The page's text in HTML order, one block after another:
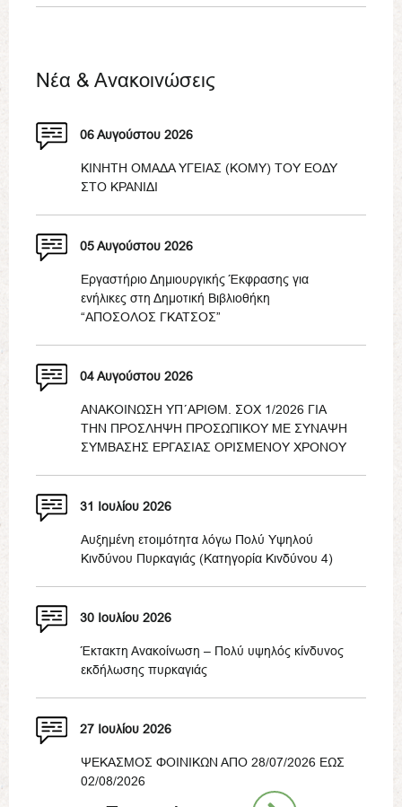
Νέα & Ανακοινώσεις
06 Αυγούστου 2026
ΚΙΝΗΤΗ ΟΜΑΔΑ ΥΓΕΙΑΣ (ΚΟΜΥ) ΤΟΥ ΕΟΔΥ
ΣΤΟ ΚΡΑΝΙΔΙ
05 Αυγούστου 2026
Εργαστήριο Δημιουργικής Έκφρασης για
ενήλικες στη Δημοτική Βιβλιοθήκη
“ΑΠΟΣΟΛΟΣ ΓΚΑΤΣΟΣ”
04 Αυγούστου 2026
ΑΝΑΚΟΙΝΩΣΗ ΥΠ΄ΑΡΙΘΜ. ΣΟΧ 1/2026 ΓΙΑ
ΤΗΝ ΠΡΟΣΛΗΨΗ ΠΡΟΣΩΠΙΚΟΥ ΜΕ ΣΥΝΑΨΗ
ΣΥΜΒΑΣΗΣ ΕΡΓΑΣΙΑΣ ΟΡΙΣΜΕΝΟΥ ΧΡΟΝΟΥ
31 Ιουλίου 2026
Αυξημένη ετοιμότητα λόγω Πολύ Υψηλού
Κινδύνου Πυρκαγιάς (Κατηγορία Κινδύνου 4)
30 Ιουλίου 2026
Έκτακτη Ανακοίνωση – Πολύ υψηλός κίνδυνος
εκδήλωσης πυρκαγιάς
27 Ιουλίου 2026
ΨΕΚΑΣΜΟΣ ΦΟΙΝΙΚΩΝ ΑΠΟ 28/07/2026 ΕΩΣ
02/08/2026